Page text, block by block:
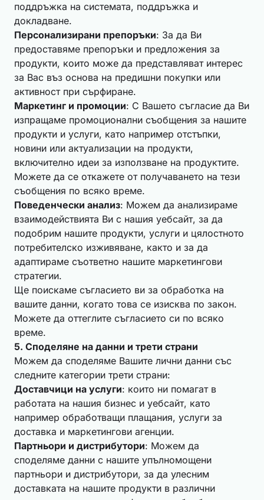
поддръжка на системата, поддръжка и
докладване.
Персонализирани препоръки: За да Ви
предоставяме препоръки и предложения за
продукти, които може да представляват интерес
за Вас въз основа на предишни покупки или
активност при сърфиране.
Маркетинг и промоции: С Вашето съгласие да Ви
изпращаме промоционални съобщения за нашите
продукти и услуги, като например отстъпки,
новини или актуализации на продукти,
включително идеи за използване на продуктите.
Можете да се откажете от получаването на тези
съобщения по всяко време.
Поведенчески анализ: Можем да анализираме
взаимодействията Ви с нашия уебсайт, за да
подобрим нашите продукти, услуги и цялостното
потребителско изживяване, както и за да
адаптираме съответно нашите маркетингови
стратегии.
Ще поискаме съгласието ви за обработка на
вашите данни, когато това се изисква по закон.
Можете да оттеглите съгласието си по всяко
време.
5. Споделяне на данни и трети страни
Можем да споделяме Вашите лични данни със
следните категории трети страни:
Доставчици на услуги: които ни помагат в
работата на нашия бизнес и уебсайт, като
например обработващи плащания, услуги за
доставка и маркетингови агенции.
Партньори и дистрибутори: Можем да
споделяме данни с нашите упълномощени
партньори и дистрибутори, за да улесним
доставката на нашите продукти в различни